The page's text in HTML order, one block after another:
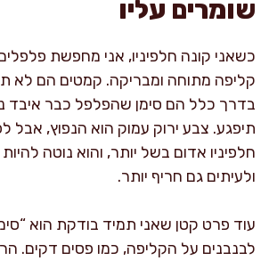
שומרים עליו
כשאני קונה חלפיניו, אני מחפשת
קליפה מתוחה ומבריקה. קמטים הם לא
בדרך כלל הם סימן שהפלפל כבר איבד
תיפגע. צבע ירוק עמוק הוא הנפוץ, אבל
חלפיניו אדום בשל יותר, והוא נוטה
ולעיתים גם חריף יותר.
עוד פרט קטן שאני תמיד בודקת הוא
לבנבנים על הקליפה, כמו פסים דקים.